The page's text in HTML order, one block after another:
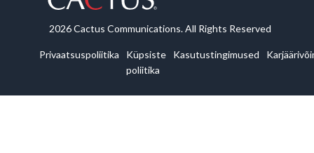
2026 Cactus Communications. All Rights Reserved
Privaatsuspoliitika
Küpsiste
poliitika
Kasutustingimused